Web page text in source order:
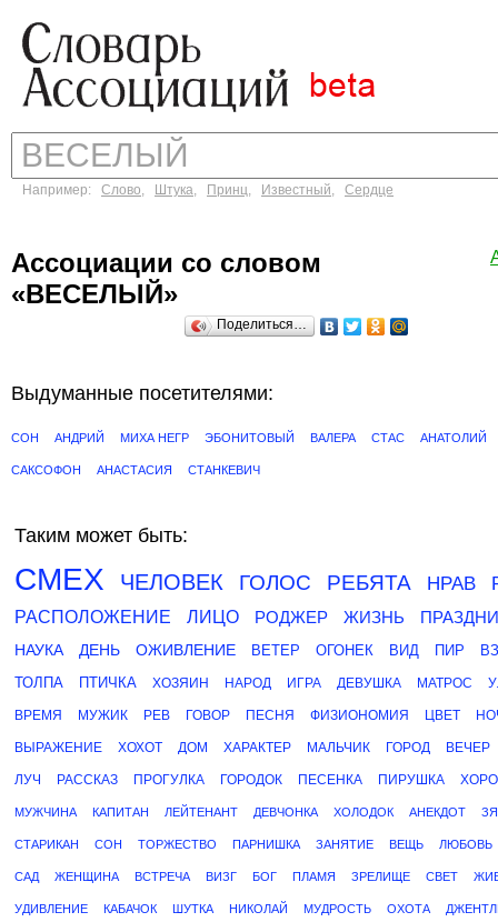
Например: Слово, Штука, Принц, Известный, Сердце
Ассоциации со словом
«ВЕСЕЛЫЙ»
Поделиться…
Выдуманные посетителями:
СОН АНДРИЙ МИХА НЕГР ЭБОНИТОВЫЙ ВАЛЕРА СТАС АНАТОЛИЙ
САКСОФОН АНАСТАСИЯ СТАНКЕВИЧ
Таким может быть:
СМЕХ ЧЕЛОВЕК ГОЛОС РЕБЯТА НРАВ
РАСПОЛОЖЕНИЕ ЛИЦО РОДЖЕР ЖИЗНЬ
НАУКА ДЕНЬ ОЖИВЛЕНИЕ ВЕТЕР ОГОНЕК ВИД ПИР
ТОЛПА
ПТИЧКА ХОЗЯИН НАРОД ИГРА ДЕВУШКА МАТРОС
ВРЕМЯ МУЖИК РЕВ ГОВОР ПЕСНЯ ФИЗИОНОМИЯ ЦВЕТ
ВЫРАЖЕНИЕ ХОХОТ ДОМ ХАРАКТЕР МАЛЬЧИК ГОРОД ВЕЧЕР
ЛУЧ РАССКАЗ ПРОГУЛКА ГОРОДОК ПЕСЕНКА ПИРУШКА
МУЖЧИНА КАПИТАН ЛЕЙТЕНАНТ ДЕВЧОНКА ХОЛОДОК АНЕКДОТ
СТАРИКАН СОН ТОРЖЕСТВО ПАРНИШКА ЗАНЯТИЕ ВЕЩЬ ЛЮБОВЬ
САД ЖЕНЩИНА ВСТРЕЧА ВИЗГ БОГ ПЛАМЯ ЗРЕЛИЩЕ СВЕТ
УДИВЛЕНИЕ КАБАЧОК ШУТКА НИКОЛАЙ МУДРОСТЬ ОХОТА